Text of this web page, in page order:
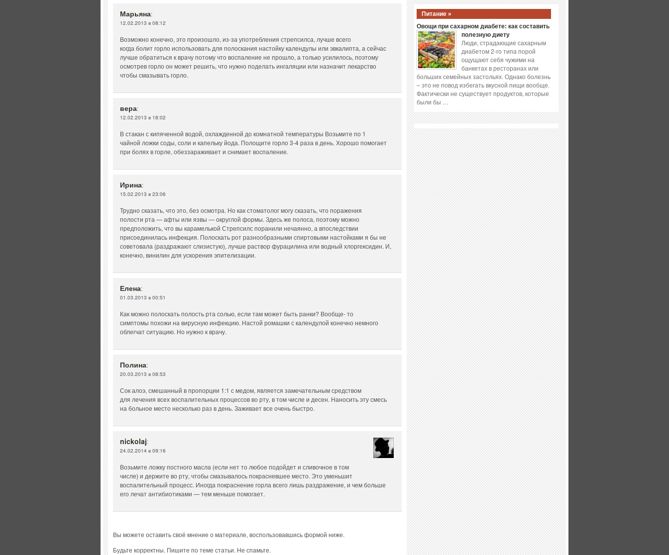
Марьяна:
12.02.2013 в 08:12
Возможно конечно, это произошло, из-за употребления стрепсилса, лучше всего
когда болит горло использовать для полоскания настойку календулы или эвкалипта, а сейчас
лучше обратиться к врачу потому что воспаление не прошло, а только усилилось, поэтому
осмотрев горло он может решить, что нужно поделать ингаляции или назначит лекарство
чтобы смазывать горло.
вера:
12.02.2013 в 18:02
В стакан с кипяченной водой, охлажденной до комнатной температуры Возьмите по 1
чайной ложки соды, соли и капельку йода. Полощите горло 3-4 раза в день. Хорошо помогает
при болях в горле, обеззараживает и снимает воспаление.
Ирина:
15.02.2013 в 23:06
Трудно сказать, что это, без осмотра. Но как стоматолог могу сказать, что поражения
полости рта — афты или язвы — округлой формы. Здесь же полоса, поэтому можно
предположить, что вы карамелькой Стрепсилс поранили нечаянно, а впоследствии
присоединилась инфекция. Полоскать рот разнообразными спиртовыми настойками я бы не
советовала (раздражают слизистую), лучше раствор фурацилина или водный хлоргексидин. И,
конечно, винилин для ускорения эпителизации.
Елена:
01.03.2013 в 00:51
Как можно полоскать полость рта солью, если там может быть ранки? Вообще- то
симптомы похожи на вирусную инфекцию. Настой ромашки с календулой конечно немного
облегчат ситуацию. Но нужно к врачу.
Полина:
20.03.2013 в 08:53
Сок алоэ, смешанный в пропорции 1:1 с медом, является замечательным средством
для лечения всех воспалительных процессов во рту, в том числе и десен. Наносить эту смесь
на больное место несколько раз в день. Заживает все очень быстро.
nickolaj:
24.02.2014 в 09:16
Возьмите ложку постного масла (если нет то любое подойдет и сливочное в том
числе) и держите во рту, чтобы смазывалось покрасневшее место. Это уменьшит
воспалительный процесс. Иногда покраснение горла всего лишь раздражение, и чем больше
его лечат антибиотиками — тем меньше помогает.
Вы можете оставить своё мнение о материале, воспользовавшись формой ниже.
Будьте корректны. Пишите по теме статьи. Не спамьте.
Питание »
Овощи при сахарном диабете: как составить
полезную диету
Люди, страдающие сахарным
диабетом 2-го типа порой
ощущают себя чужими на
банкетах в ресторанах или
больших семейных застольях. Однако болезнь
– это не повод избегать вкусной пищи вообще.
Фактически не существует продуктов, которые
были бы …